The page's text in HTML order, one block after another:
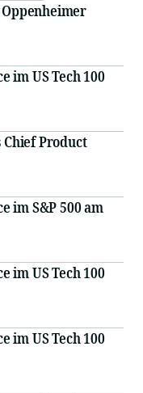
im US Tech 100
Product
im S&P 500 am
im US Tech 100
im US Tech 100